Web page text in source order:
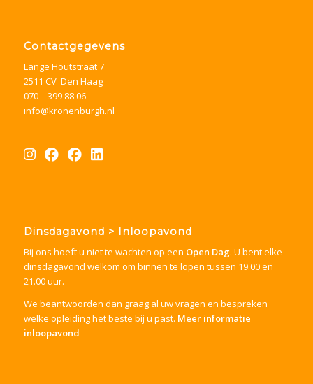
Contactgegevens
Lange Houtstraat 7
2511 CV Den Haag
070 – 399 88 06
info@kronenburgh.nl
Dinsdagavond > Inloopavond
Bij ons hoeft u niet te wachten op een Open Dag. U bent elke
dinsdagavond welkom om binnen te lopen tussen 19.00 en
21.00 uur.
We beantwoorden dan graag al uw vragen en bespreken
welke opleiding het beste bij u past. Meer informatie
inloopavond